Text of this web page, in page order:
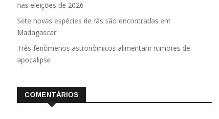
nas eleições de 2026
Sete novas espécies de rãs são encontradas em
Madagascar
Três fenômenos astronômicos alimentam rumores de
apocalipse
COMENTÁRIOS